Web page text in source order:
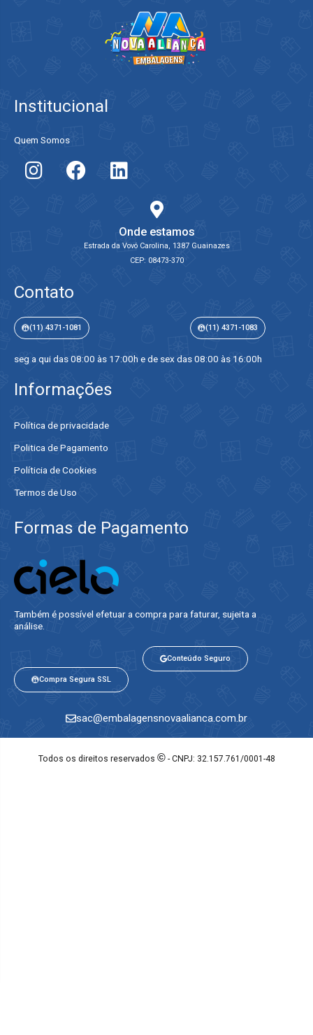
Institucional
Quem Somos
Onde estamos
Estrada da Vovó Carolina, 1387 Guainazes
CEP: 08473-370
Contato
(11) 4371-1081 (11) 4371-1083
seg a qui das 08:00 às 17:00h e de sex das 08:00 às 16:00h
Informações
Política de privacidade
Politica de Pagamento
Políticia de Cookies
Termos de Uso
Formas de Pagamento
Também é possível efetuar a compra para faturar, sujeita a
análise.​
Compra Segura SSL
Conteúdo Seguro
sac@embalagensnovaalianca.com.br
Todos os direitos reservados ©- CNPJ: 32.157.761/0001-48